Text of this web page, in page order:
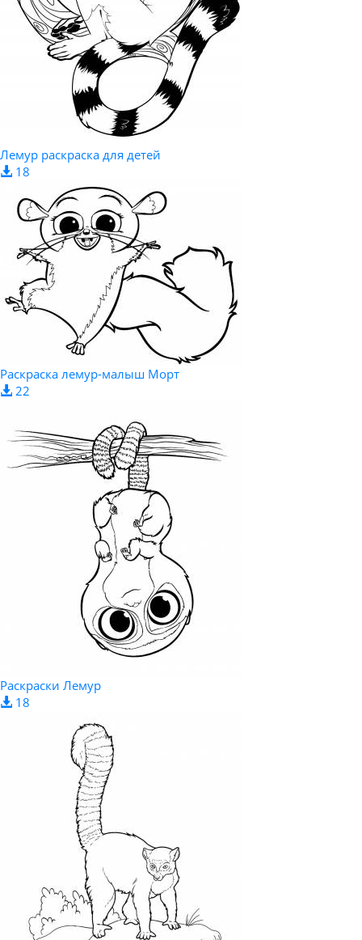
Лемур раскраска для детей
18
Раскраска лемур-малыш Морт
22
Раскраски Лемур
18